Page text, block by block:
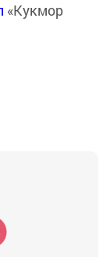
«Кукмор